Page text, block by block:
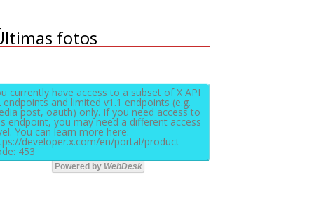
fotos
currently have access to a subset of X API
endpoints and limited v1.1 endpoints (e.g.
post, oauth) only. If you need access to
endpoint, you may need a different access
You can learn more here:
developer.x.com/en/portal/product
453
Powered by WebDesk